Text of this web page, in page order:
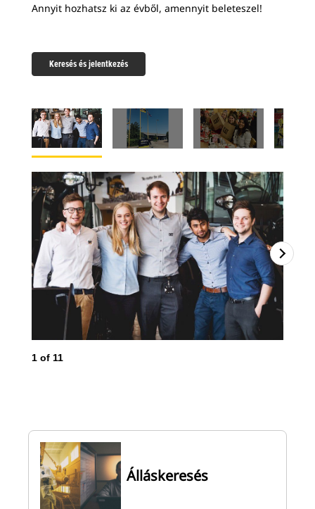
Annyit hozhatsz ki az évből, amennyit beleteszel!
Keresés és jelentkezés
1 of 11
Álláskeresés